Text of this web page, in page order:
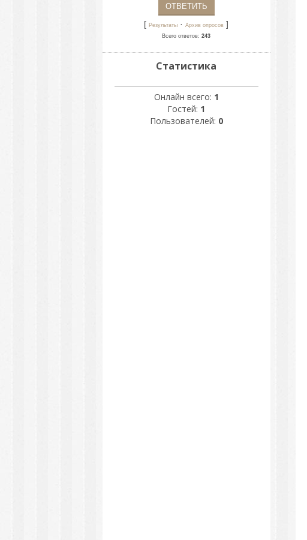
[ Результаты · Архив опросов ]
Всего ответов: 243
Статистика
Онлайн всего: 1
Гостей: 1
Пользователей: 0